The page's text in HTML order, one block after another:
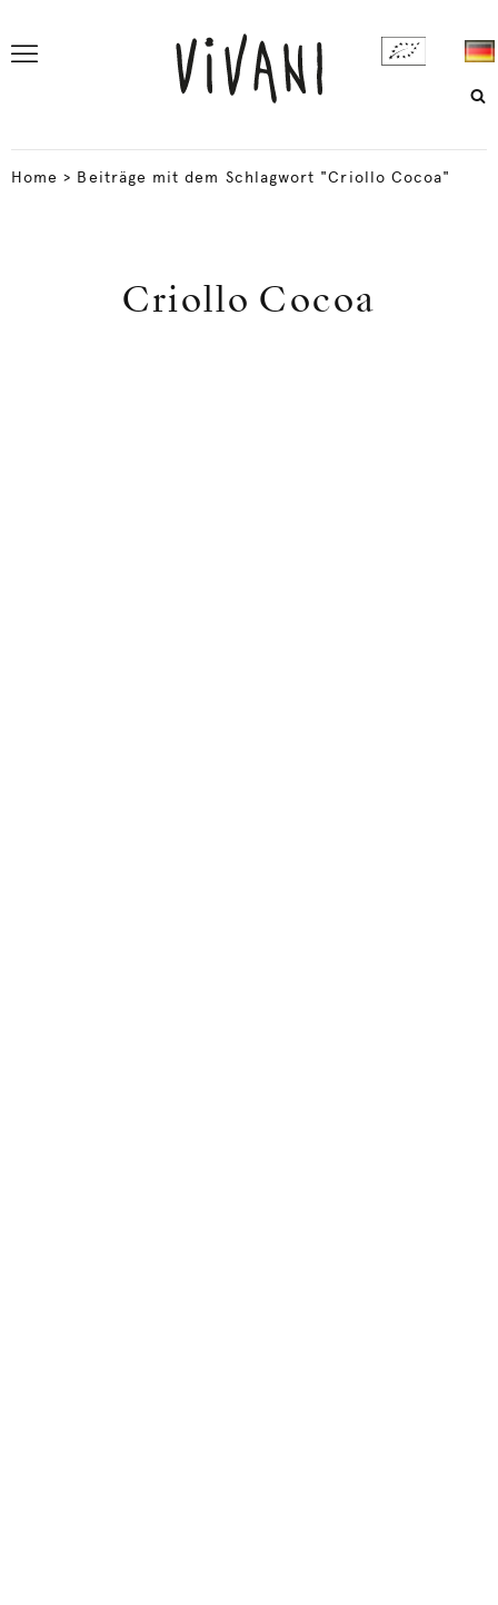
Home > Beiträge mit dem Schlagwort "Criollo Cocoa"
Criollo Cocoa